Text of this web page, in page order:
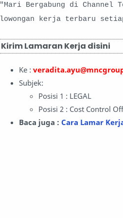
"Mari Bergabung di Channel
lowongan kerja terbaru
Kirim Lamaran Kerja disini
Ke :
Subjek:
Posisi 1 : LEGAL
Posisi 2 : Cost Control
Baca juga : Cara Lamar